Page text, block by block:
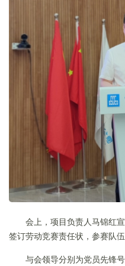
会上，项目负责人马锦红
签订劳动竞赛责任状，参赛队伍
与会领导分别为党员先锋